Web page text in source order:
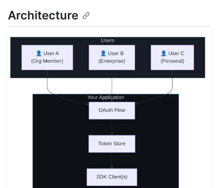
Architecture